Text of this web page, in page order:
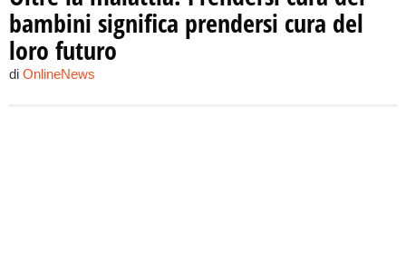
bambini significa prendersi cura del
loro futuro
di OnlineNews